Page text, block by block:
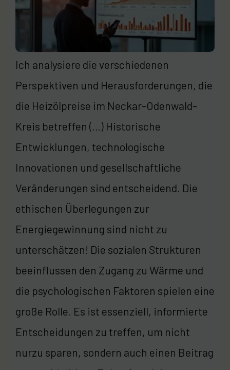
Ich analysiere die verschiedenen
Perspektiven und Herausforderungen, die
die Heizölpreise im Neckar-Odenwald-
Kreis betreffen (…) Historische
Entwicklungen, technologische
Innovationen und gesellschaftliche
Veränderungen sind entscheidend. Die
ethischen Überlegungen zur
Energiegewinnung sind nicht zu
unterschätzen! Die sozialen Strukturen
beeinflussen den Zugang zu Wärme und
die psychologischen Faktoren spielen eine
große Rolle. Es ist essenziell, informierte
Entscheidungen zu treffen, um nicht
nurzu sparen, sondern auch einen Beitrag